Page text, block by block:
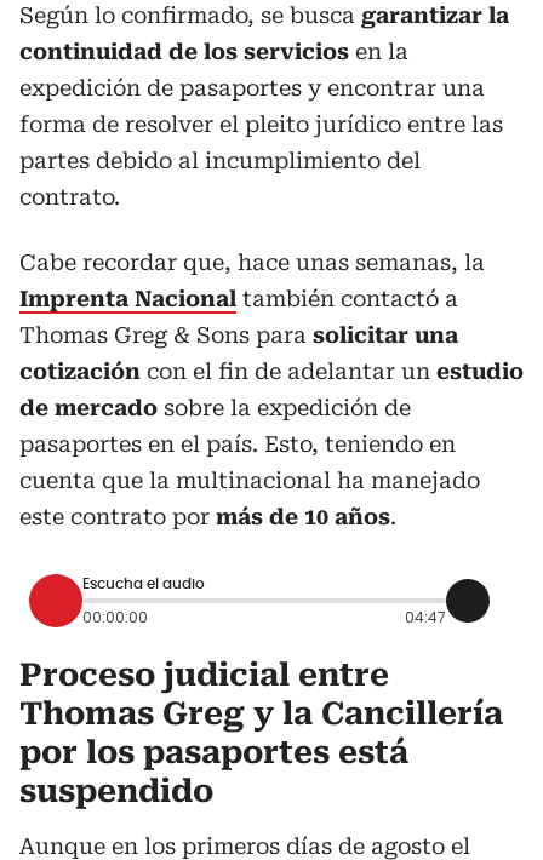
Según lo confirmado, se busca garantizar la
continuidad de los servicios en la
expedición de pasaportes y encontrar una
forma de resolver el pleito jurídico entre las
partes debido al incumplimiento del
contrato.
Cabe recordar que, hace unas semanas, la
Imprenta Nacional también contactó a
Thomas Greg & Sons para solicitar una
cotización con el fin de adelantar un estudio
de mercado sobre la expedición de
pasaportes en el país. Esto, teniendo en
cuenta que la multinacional ha manejado
este contrato por más de 10 años.
Escucha el audio
00:00:00 04:47
Proceso judicial entre
Thomas Greg y la Cancillería
por los pasaportes está
suspendido
Aunque en los primeros días de agosto el